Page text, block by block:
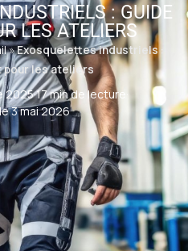
: GUIDE
LES ATELIERS
»Exosquelettes industriels :
pour les ateliers
2025·17 min de lecture
3 mai 2026